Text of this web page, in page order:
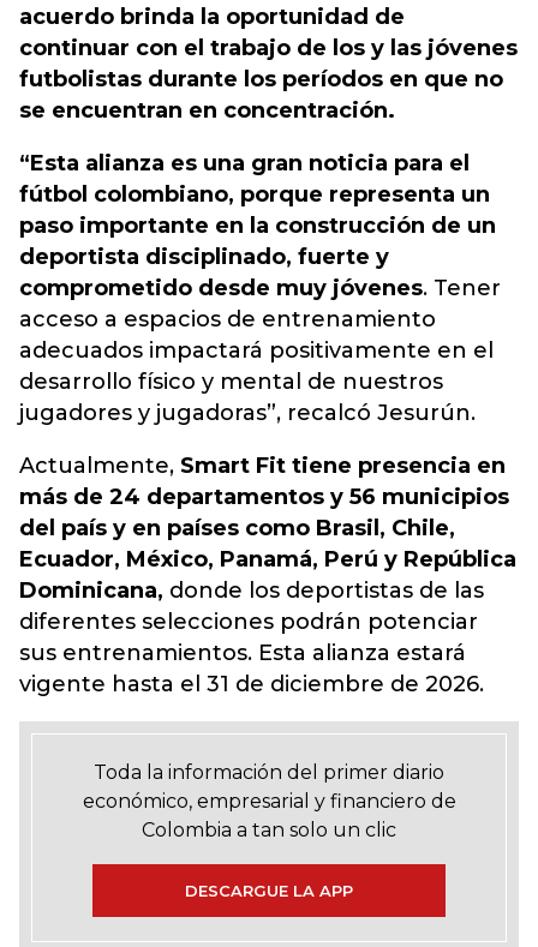
acuerdo brinda la oportunidad de
continuar con el trabajo de los y las jóvenes
futbolistas durante los períodos en que no
se encuentran en concentración.
“Esta alianza es una gran noticia para el
fútbol colombiano, porque representa un
paso importante en la construcción de un
deportista disciplinado, fuerte y
comprometido desde muy jóvenes. Tener
acceso a espacios de entrenamiento
adecuados impactará positivamente en el
desarrollo físico y mental de nuestros
jugadores y jugadoras”, recalcó Jesurún.
Actualmente, Smart Fit tiene presencia en
más de 24 departamentos y 56 municipios
del país y en países como Brasil, Chile,
Ecuador, México, Panamá, Perú y República
Dominicana, donde los deportistas de las
diferentes selecciones podrán potenciar
sus entrenamientos. Esta alianza estará
vigente hasta el 31 de diciembre de 2026.
Toda la información del primer diario
económico, empresarial y financiero de
Colombia a tan solo un clic
DESCARGUE LA APP